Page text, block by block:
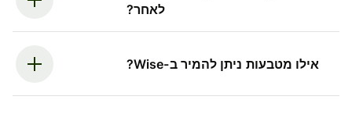
לאחר?
אילו מטבעות ניתן להמיר ב-Wise?